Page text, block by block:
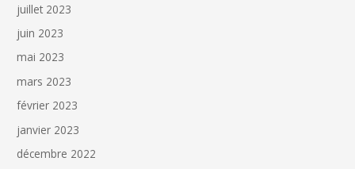
juillet 2023
juin 2023
mai 2023
mars 2023
février 2023
janvier 2023
décembre 2022